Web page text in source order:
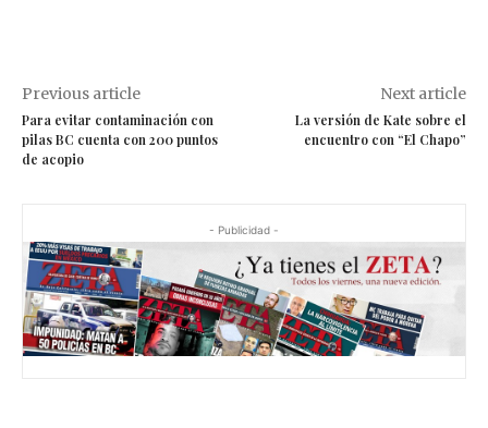
Previous article
Para evitar contaminación con
pilas BC cuenta con 200 puntos
de acopio
Next article
La versión de Kate sobre el
encuentro con “El Chapo”
- Publicidad -